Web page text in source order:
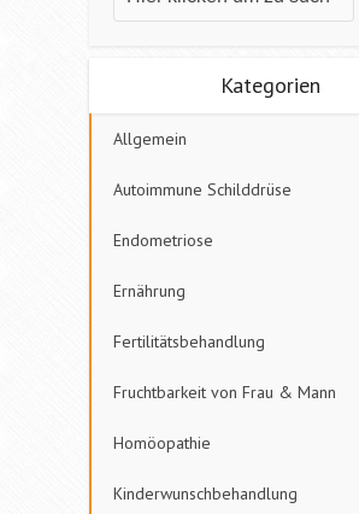
Kategorien
Allgemein
Autoimmune Schilddrüse
Endometriose
Ernährung
Fertilitätsbehandlung
Fruchtbarkeit von Frau & Mann
Homöopathie
Kinderwunschbehandlung